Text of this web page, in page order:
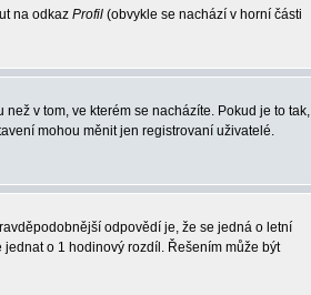
na odkaz Profil (obvykle se nachází v horní části
v tom, ve kterém se nacházíte. Pokud je to tak,
mohou měnit jen registrovaní uživatelé.
odpovědí je, že se jedná o letní
o 1 hodinový rozdíl. Řešením může být